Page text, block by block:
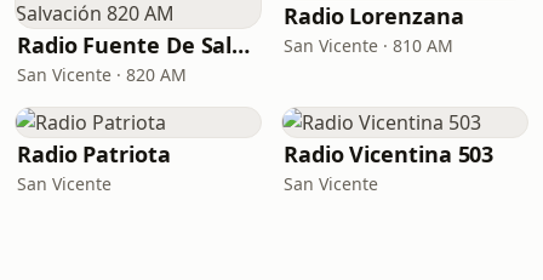
Radio Fuente De Salvación 820 AM
San Vicente · 820 AM
Radio Lorenzana
San Vicente · 810 AM
Radio Patriota
San Vicente
Radio Vicentina 503
San Vicente